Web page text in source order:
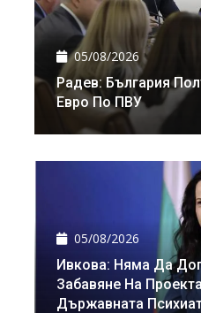
05/08/2026
Радев: България
Евро По ПВУ
05/08/2026
Ивкова: Няма Да
Забавяне На
Държавната